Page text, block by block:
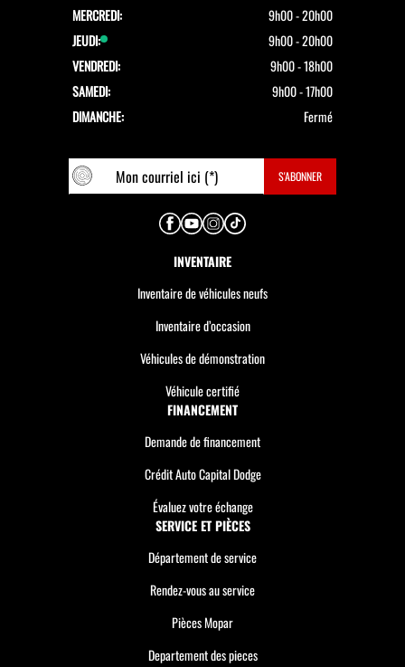
MERCREDI:
9h00 - 20h00
JEUDI:
9h00 - 20h00
VENDREDI:
9h00 - 18h00
SAMEDI:
9h00 - 17h00
DIMANCHE:
Fermé
INVENTAIRE
Inventaire de véhicules neufs
Inventaire d’occasion
Véhicules de démonstration
Véhicule certifié
FINANCEMENT
Demande de financement
Crédit Auto Capital Dodge
Évaluez votre échange
SERVICE ET PIÈCES
Département de service
Rendez-vous au service
Pièces Mopar
Departement des pieces